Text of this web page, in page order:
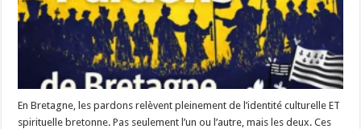
En Bretagne, les pardons relèvent pleinement de l’identité culturelle ET
spirituelle bretonne. Pas seulement l’un ou l’autre, mais les deux. Ces